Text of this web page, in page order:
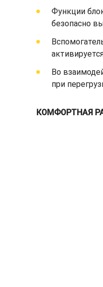
Функции
безопасно
Во
при
КОМФОРТНАЯ